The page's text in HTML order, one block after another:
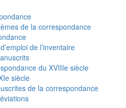
de la correspondance
de l’inventaire
du XVIIIe siècle
siècle
de la correspondance